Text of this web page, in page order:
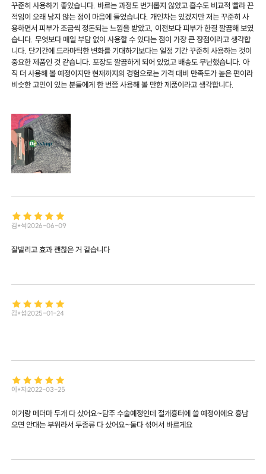
꾸준히 사용하기 좋았습니다. 바르는 과정도 번거롭지 않았고 흡수도 비교적 빨라 끈
적임이 오래 남지 않는 점이 마음에 들었습니다. 개인차는 있겠지만 저는 꾸준히 사
용하면서 피부가 조금씩 정돈되는 느낌을 받았고, 이전보다 피부가 한결 깔끔해 보였
습니다. 무엇보다 매일 부담 없이 사용할 수 있다는 점이 가장 큰 장점이라고 생각합
니다. 단기간에 드라마틱한 변화를 기대하기보다는 일정 기간 꾸준히 사용하는 것이
중요한 제품인 것 같습니다. 포장도 깔끔하게 되어 있었고 배송도 무난했습니다. 아
직 더 사용해 볼 예정이지만 현재까지의 경험으로는 가격 대비 만족도가 높은 편이라
비슷한 고민이 있는 분들에게 한 번쯤 사용해 볼 만한 제품이라고 생각합니다.
김*석2026-06-09
잘발리고 효과 괜찮은 거 같습니다
김*섭2025-01-24
이*지2022-03-25
이거랑 메더마 두개 다 샀어요~담주 수술예정인데 절개흉터에 쓸 예정이에요 흉남
으면 안대는 부위라서 두종류 다 샀어요~둘다 섞어서 바르게요